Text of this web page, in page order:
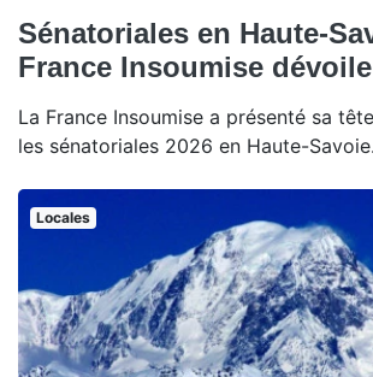
Sénatoriales en Haute-
France Insoumise
La France Insoumise a présenté sa
les sénatoriales 2026 en Haute-Savoie.
Locales